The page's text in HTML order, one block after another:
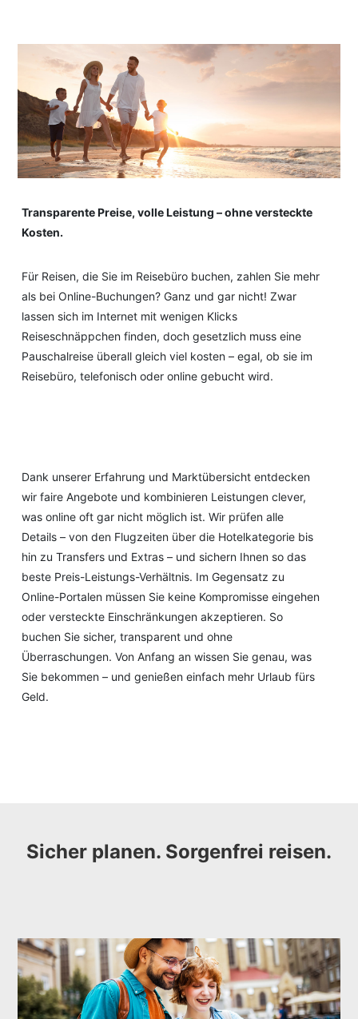
Transparente Preise, volle Leistung – ohne versteckte
Kosten.
Für Reisen, die Sie im Reisebüro buchen, zahlen Sie mehr
als bei Online-Buchungen? Ganz und gar nicht! Zwar
lassen sich im Internet mit wenigen Klicks
Reiseschnäppchen finden, doch gesetzlich muss eine
Pauschalreise überall gleich viel kosten – egal, ob sie im
Reisebüro, telefonisch oder online gebucht wird.
Dank unserer Erfahrung und Marktübersicht entdecken
wir faire Angebote und kombinieren Leistungen clever,
was online oft gar nicht möglich ist. Wir prüfen alle
Details – von den Flugzeiten über die Hotelkategorie bis
hin zu Transfers und Extras – und sichern Ihnen so das
beste Preis-Leistungs-Verhältnis. Im Gegensatz zu
Online-Portalen müssen Sie keine Kompromisse eingehen
oder versteckte Einschränkungen akzeptieren. So
buchen Sie sicher, transparent und ohne
Überraschungen. Von Anfang an wissen Sie genau, was
Sie bekommen – und genießen einfach mehr Urlaub fürs
Geld.
Sicher planen. Sorgenfrei reisen.